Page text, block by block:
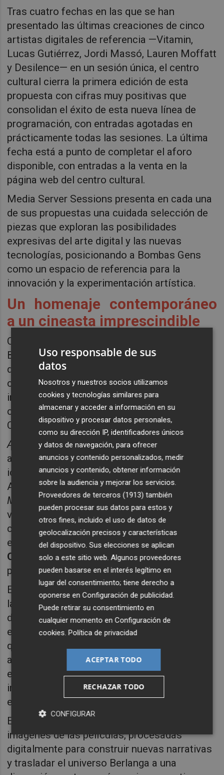
Tras cuatro fechas en las que se han
presentado las últimas creaciones de cinco
artistas digitales de referencia —Vitamin,
Lucas Gutiérrez, Jordi Massó, Lauren Moffatt
y Desilence— en un sesión única, el centro
cultural cierra la primera edición de esta
propuesta con cifras muy positivas que
consolidan el éxito de esta nueva línea de
programación, con entradas agotadas en
prácticamente todas las sesiones. La última
fecha está a punto de completar el aforo
disponible, con entradas a la venta en la
página web del centro cultural.
Media Server Sessions presenta en cada una
de sus propuestas una cuidada selección de
piezas que exploran las posibilidades
expresivas del arte digital y las nuevas
tecnologías, posicionando a Bombas Gens
como un espacio de referencia para la
innovación y la experimentación artística.
Un homenaje contemporáneo
a un cineasta imprescindible
Como colofón a esta primera temporada,
Bombas Gens presenta una sesión especial
dedicada aLuis García Berlanga
colaboración con el festivalVOlumens
impulsor original de la pieza en 2022 en
colaboración con la Concejalía de Acción
Cultural y el Año Berlanga.
About: Berlanga es un espectáculo
audiovisual que parte de tres de las más
icónicas bandas sonoras de Miguel Asins
Arbó —Plácido,El VerdugoyBienvenido Mr.
Marshall— para construir un paisaje sonoro y
visual crítico sobre la nostalgia, la memoria
colectiva y el recuerdo. La obra, que fue
editada a finales de 2024 en sello
Oligovisiones, se presenta al público por
primera vez en formato inmersivo.
El artista sonoroEdu Comelles reinterpreta
las piezas sonoras mediante técnicas de
deconstrucción musical y procesado
electrónico, generando una atmósfera en la
que los sonidos de cintas magnetofónicas y
altavoces antiguos dialogan con
ensoñaciones musicales que activan el
imaginario emocional y cultural del
espectador.
En el plano visual,
imágenes de las películas, procesadas
digitalmente para construir nuevas narrativas
y trasladar el universo Berlanga a una
Uso responsable de sus
datos
Nosotros y nuestros socios utilizamos
cookies y tecnologías similares para
almacenar y acceder a información en su
dispositivo y procesar datos personales,
como su dirección IP, identificadores únicos
y datos de navegación, para ofrecer
anuncios y contenido personalizados, medir
anuncios y contenido, obtener información
sobre la audiencia y mejorar los servicios.
Proveedores de terceros (1913) también
pueden procesar sus datos para estos y
otros fines, incluido el uso de datos de
geolocalización precisos y características
del dispositivo. Sus elecciones se aplican
solo a este sitio web. Algunos proveedores
pueden basarse en el interés legítimo en
lugar del consentimiento; tiene derecho a
oponerse enConfiguración de publicidad
Puede retirar su consentimiento en
cualquier momento enConfiguración de
cookies .Política de privacidad
ACEPTAR TODO
RECHAZAR TODO
CONFIGURAR